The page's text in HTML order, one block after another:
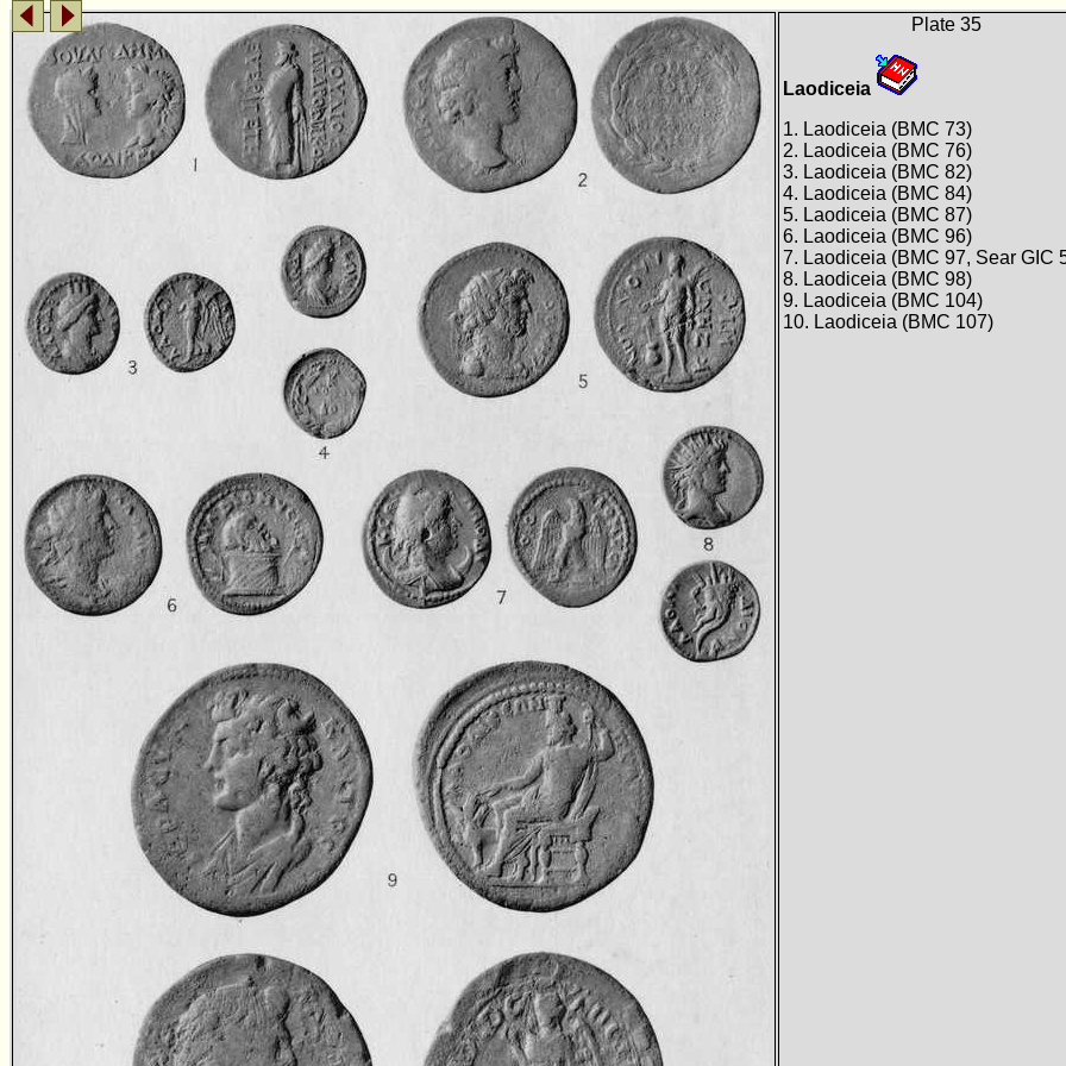
Plate 35
Laodiceia
1. Laodiceia (BMC 73)
2. Laodiceia (BMC 76)
3. Laodiceia (BMC 82)
4. Laodiceia (BMC 84)
5. Laodiceia (BMC 87)
6. Laodiceia (BMC 96)
7. Laodiceia (BMC 97, Sear GIC
8. Laodiceia (BMC 98)
9. Laodiceia (BMC 104)
10. Laodiceia (BMC 107)